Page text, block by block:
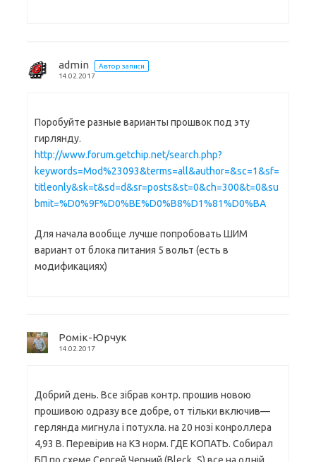
admin
Автор записи
14.02.2017
Поробуйте разные варианты прошвок под эту
гирлянду.
http://www.forum.getchip.net/search.php?
keywords=Mod%23093&terms=all&author=&sc=1&sf=
titleonly&sk=t&sd=d&sr=posts&st=0&ch=300&t=0&su
bmit=%D0%9F%D0%BE%D0%B8%D1%81%D0%BA
Для начала вообще лучше попробовать ШИМ
вариант от блока питания 5 вольт (есть в
модификациях)
Ромік-Юрчук
14.02.2017
Добрий день. Все зібрав контр. прошив новою
прошивою одразу все добре, от тільки включив—
герлянда мигнула і потухла. на 20 нозі конроллера
4,93 В. Перевірив на КЗ норм. ГДЕ КОПАТЬ. Собирал